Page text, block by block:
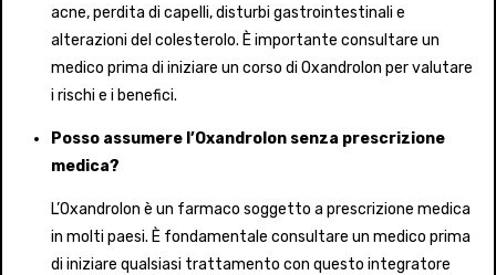
acne, perdita di capelli, disturbi gastrointestinali e
alterazioni del colesterolo. È importante consultare un
medico prima di iniziare un corso di Oxandrolon per valutare
i rischi e i benefici.
Posso assumere l’Oxandrolon senza prescrizione
medica?
L’Oxandrolon è un farmaco soggetto a prescrizione medica
in molti paesi. È fondamentale consultare un medico prima
di iniziare qualsiasi trattamento con questo integratore